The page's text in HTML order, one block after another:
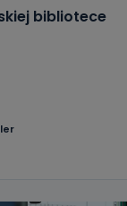
bibliotece